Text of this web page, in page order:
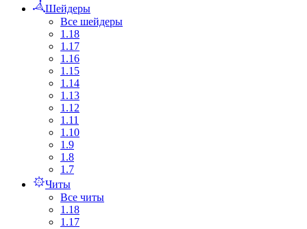
Шейдеры
Все шейдеры
1.18
1.17
1.16
1.15
1.14
1.13
1.12
1.11
1.10
1.9
1.8
1.7
Читы
Все читы
1.18
1.17